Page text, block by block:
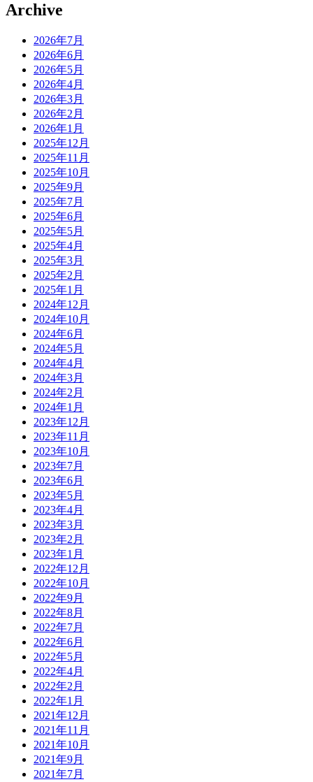
Archive
2026年7月
2026年6月
2026年5月
2026年4月
2026年3月
2026年2月
2026年1月
2025年12月
2025年11月
2025年10月
2025年9月
2025年7月
2025年6月
2025年5月
2025年4月
2025年3月
2025年2月
2025年1月
2024年12月
2024年10月
2024年6月
2024年5月
2024年4月
2024年3月
2024年2月
2024年1月
2023年12月
2023年11月
2023年10月
2023年7月
2023年6月
2023年5月
2023年4月
2023年3月
2023年2月
2023年1月
2022年12月
2022年10月
2022年9月
2022年8月
2022年7月
2022年6月
2022年5月
2022年4月
2022年2月
2022年1月
2021年12月
2021年11月
2021年10月
2021年9月
2021年7月